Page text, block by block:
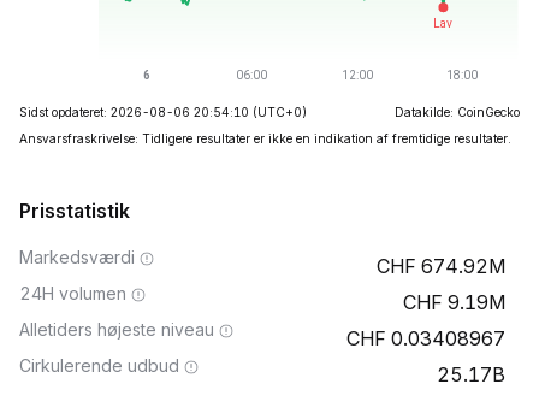
Sidst opdateret: 2026-08-06 20:54:10 (UTC+0)
Datakilde: CoinGecko
Ansvarsfraskrivelse: Tidligere resultater er ikke en indikation af fremtidige resultater.
Prisstatistik
Markedsværdi 674.92M
24H volumen 9.19M
Alletiders højeste niveau 0.03408967
Cirkulerende udbud 25.17B